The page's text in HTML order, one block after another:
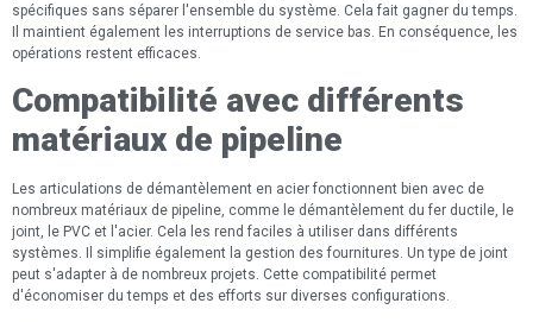
spécifiques sans séparer l'ensemble du système. Cela fait gagner du temps.
Il maintient également les interruptions de service bas. En conséquence, les
opérations restent efficaces.
Compatibilité avec différents
matériaux de pipeline
Les articulations de démantèlement en acier fonctionnent bien avec de
nombreux matériaux de pipeline, comme le démantèlement du fer ductile, le
joint, le PVC et l'acier. Cela les rend faciles à utiliser dans différents
systèmes. Il simplifie également la gestion des fournitures. Un type de joint
peut s'adapter à de nombreux projets. Cette compatibilité permet
d'économiser du temps et des efforts sur diverses configurations.